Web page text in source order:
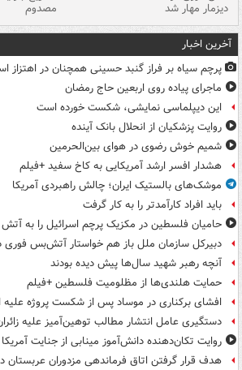
دیزمار مهار شد مصدوم
آخرین اخبار
پرچم سیاه بر فراز گنبد حسینی همچنان در اهتزاز
ماجرای پیاده روی اربعین حاج رمضان
این دیپلماسی نمایشی، شکست خورده است
روایت پزشکیان از انحلال بانک آینده
شمیم خوش رضوی در هوای بین‌الحرمین
هشدار افسر ارشد آمریکایی به کاخ سفید +فیلم
موشک‌های بالستیک ایران؛ چالش راهبردی آمریکا
باید افراد کارآمدتر را به کار گرفت
حامیان فلسطین در مکزیک پرچم اسرائیل را به
دبیرکل سازمان ملل باز هم خواستار آتش‌بس فوری
آنچه رهبر شهید سال‌ها پیش دیده بودند
حمایت هلندی‌ها از مظلومیت فلسطین +فیلم
افشای برکناری در موساد پس از شکست پروژه علیه
دستگیری عامل انتشار مطالب توهین‌آمیز علیه
روایت تکان‌دهنده دانش‌آموز مینابی از جنایت آمریکا
هدف قرار گرفتن اتاق‌ فرماندهی مزدوران عربستان